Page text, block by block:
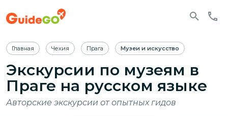
Главная Чехия Прага Музеи и искусство
Экскурсии по музеям в
Праге на русском языке
Авторские экскурсии от опытных гидов